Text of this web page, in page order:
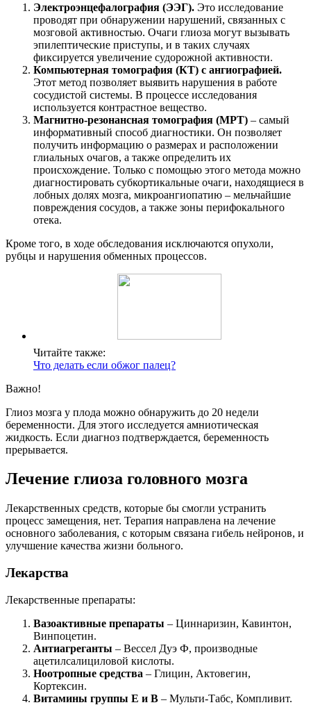
Электроэнцефалография (ЭЭГ). Это исследование
проводят при обнаружении нарушений, связанных с
мозговой активностью. Очаги глиоза могут вызывать
эпилептические приступы, и в таких случаях
фиксируется увеличение судорожной активности.
Компьютерная томография (КТ) с ангиографией.
Этот метод позволяет выявить нарушения в работе
сосудистой системы. В процессе исследования
используется контрастное вещество.
Магнитно-резонансная томография (МРТ) – самый
информативный способ диагностики. Он позволяет
получить информацию о размерах и расположении
глиальных очагов, а также определить их
происхождение. Только с помощью этого метода можно
диагностировать субкортикальные очаги, находящиеся в
лобных долях мозга, микроангиопатию – мельчайшие
повреждения сосудов, а также зоны перифокального
отека.
Кроме того, в ходе обследования исключаются опухоли,
рубцы и нарушения обменных процессов.
Читайте также:
Что делать если обжог палец?
Важно!
Глиоз мозга у плода можно обнаружить до 20 недели
беременности. Для этого исследуется амниотическая
жидкость. Если диагноз подтверждается, беременность
прерывается.
Лечение глиоза головного мозга
Лекарственных средств, которые бы смогли устранить
процесс замещения, нет. Терапия направлена на лечение
основного заболевания, с которым связана гибель нейронов, и
улучшение качества жизни больного.
Лекарства
Лекарственные препараты:
Вазоактивные препараты – Циннаризин, Кавинтон,
Винпоцетин.
Антиагреганты – Вессел Дуэ Ф, производные
ацетилсалициловой кислоты.
Ноотропные средства – Глицин, Актовегин,
Кортексин.
Витамины группы Е и В – Мульти-Табс, Компливит.